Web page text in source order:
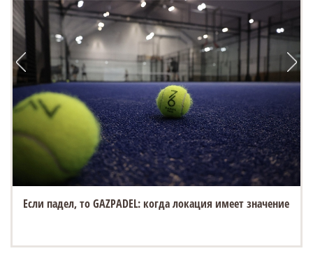
Если падел, то GAZPADEL: когда локация имеет значение